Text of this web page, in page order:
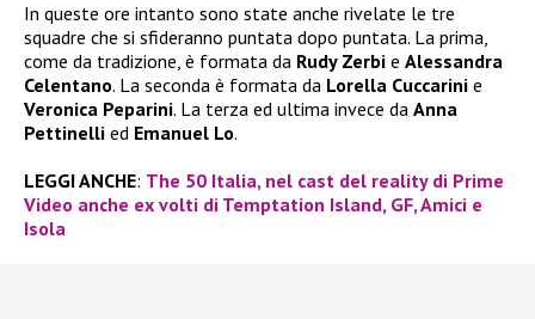
In queste ore intanto sono state anche rivelate le tre
squadre che si sfideranno puntata dopo puntata. La prima,
come da tradizione, è formata da Rudy Zerbi e Alessandra
Celentano. La seconda è formata da Lorella Cuccarini e
Veronica Peparini. La terza ed ultima invece da Anna
Pettinelli ed Emanuel Lo.
LEGGI ANCHE: The 50 Italia, nel cast del reality di Prime
Video anche ex volti di Temptation Island, GF, Amici e
Isola